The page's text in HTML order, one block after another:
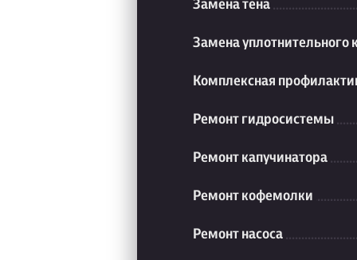
Замена тена
Замена уплотнительного
Комплексная
Ремонт гидросистемы
Ремонт капучинатора
Ремонт кофемолки
Ремонт насоса